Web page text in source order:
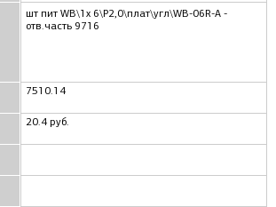
шт пит WB\1x 6\P2,0\плат\угл\WB-06R-A -
отв.часть 9716
7510.14
20.4 руб.